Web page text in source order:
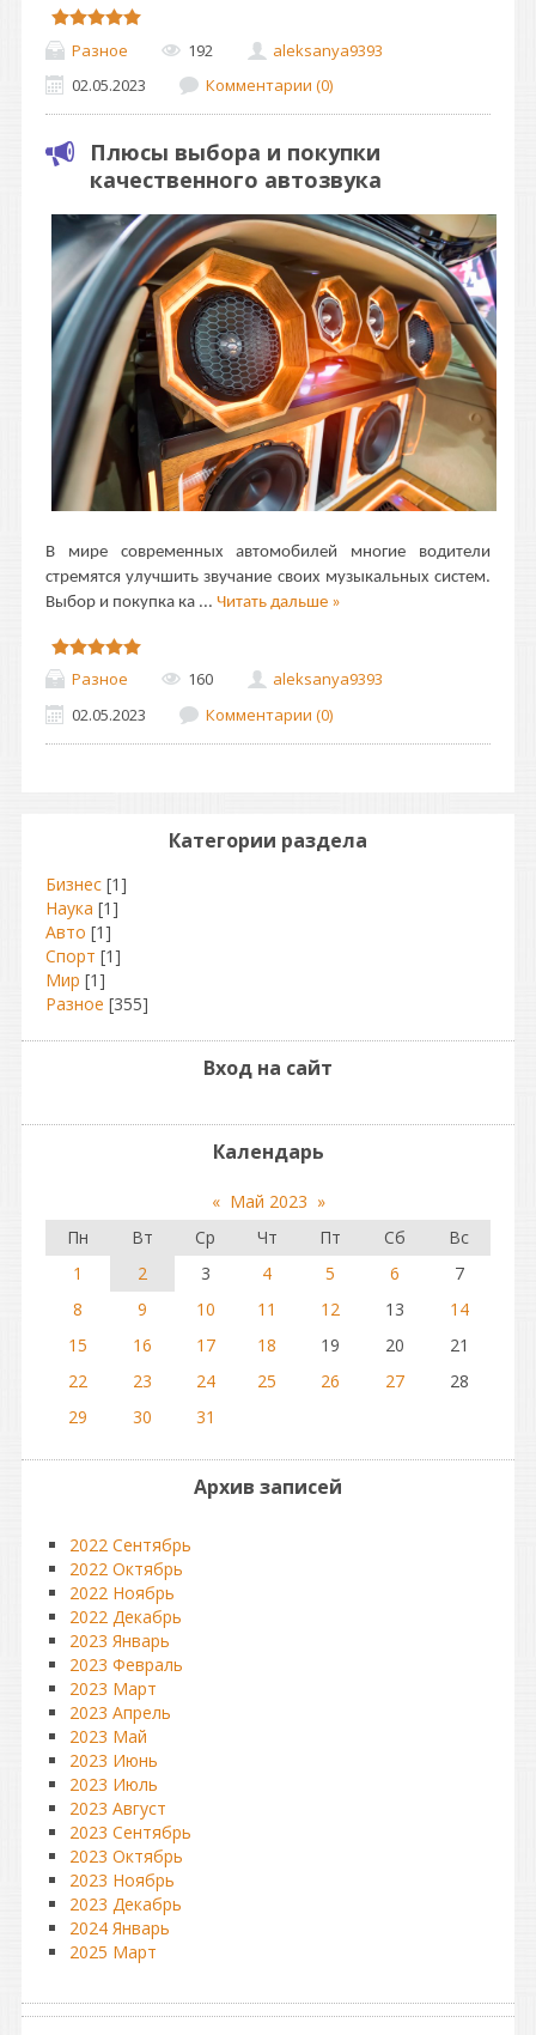
Разное 192
aleksanya9393
02.05.2023
Комментарии (0)
Плюсы выбора и покупки
качественного автозвука
В мире современных автомобилей многие водители
стремятся улучшить звучание своих музыкальных систем.
Выбор и покупка ка ... Читать дальше »
Разное 160
aleksanya9393
02.05.2023
Комментарии (0)
Категории раздела
Бизнес [1]
Наука [1]
Авто [1]
Спорт [1]
Мир [1]
Разное [355]
Вход на сайт
Календарь
« Май 2023 »
Пн
Вт Ср Чт Пт Сб
Вс
1
2 3 4 5 6
7
8
9 10 11 12 13
14
15
16 17 18 19 20
21
22
23 24 25 26 27
28
29
30 31
Архив записей
2022 Сентябрь
2022 Октябрь
2022 Ноябрь
2022 Декабрь
2023 Январь
2023 Февраль
2023 Март
2023 Апрель
2023 Май
2023 Июнь
2023 Июль
2023 Август
2023 Сентябрь
2023 Октябрь
2023 Ноябрь
2023 Декабрь
2024 Январь
2025 Март